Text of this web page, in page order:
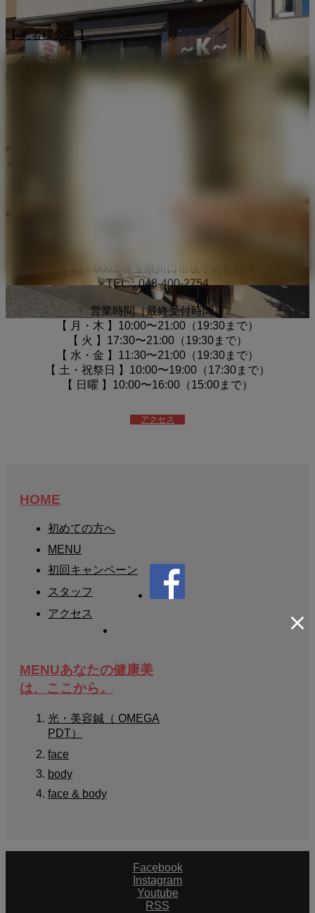
【 患者様の声 】
〒334-0003 埼玉県川口市坂下町1-11-4
TEL：048-400-2754
営業時間（最終受付時間）
【 月・木 】10:00〜21:00（19:30まで）
【 火 】17:30〜21:00（19:30まで）
【 水・金 】11:30〜21:00（19:30まで）
【 土・祝祭日 】10:00〜19:00（17:30まで）
【 日曜 】10:00〜16:00（15:00まで）
アクセス
HOME
初めての方へ
MENU
初回キャンペーン
スタッフ
アクセス
MENUあなたの健康美
は、ここから。
光・美容鍼（ OMEGA
PDT）
face
body
face & body
Facebook
Instagram
Youtube
RSS